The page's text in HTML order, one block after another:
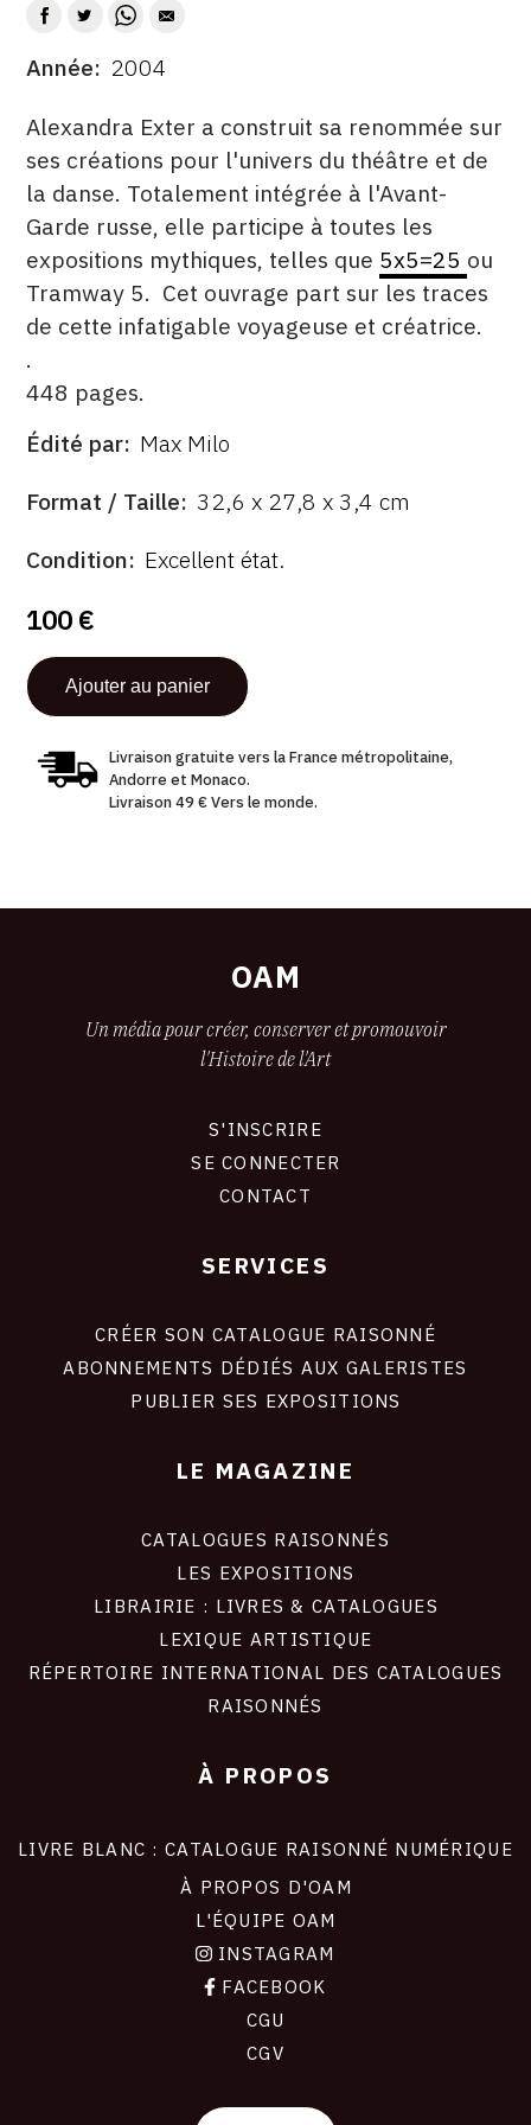
CGV
SUIVEZ-NOUS
INSTAGRAM
FACEBOOK
DATE
Année 2004
DESCRITPTION
Alexandra Exter a construit sa renommée sur
ses créations pour l'univers du théâtre et de
la danse. Totalement intégrée à l'Avant-
Garde russe, elle participe à toutes les
expositions mythiques, telles que 5x5=25 ou
Tramway 5. Cet ouvrage part sur les traces
de cette infatigable voyageuse et créatrice.
.
448 pages.
ÉDITÉ
Édité par Max Milo
FORMAT
Format / Taille 32,6 x 27,8 x 3,4 cm
ÉTAT
Condition Excellent état.
100 €
Livraison gratuite vers la France métropolitaine,
Andorre et Monaco.
Livraison 49 € Vers le monde.
OAM
Un média pour créer, conserver et promouvoir
l'Histoire de l'Art
S'INSCRIRE
SE CONNECTER
CONTACT
SERVICES
CRÉER SON CATALOGUE RAISONNÉ
ABONNEMENTS DÉDIÉS AUX GALERISTES
PUBLIER SES EXPOSITIONS
LE MAGAZINE
CATALOGUES RAISONNÉS
LES EXPOSITIONS
LIBRAIRIE : LIVRES & CATALOGUES
LEXIQUE ARTISTIQUE
RÉPERTOIRE INTERNATIONAL DES CATALOGUES
RAISONNÉS
À PROPOS
LIVRE BLANC : CATALOGUE RAISONNÉ NUMÉRIQUE
À PROPOS D'OAM
L'ÉQUIPE OAM
INSTAGRAM
FACEBOOK
CGU
CGV